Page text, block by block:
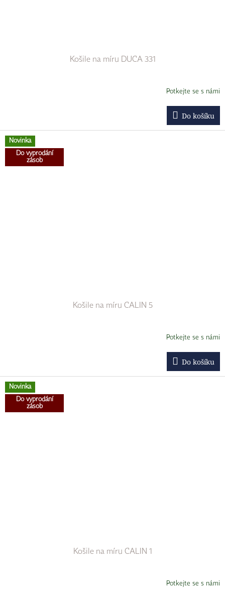
Košile na míru DUCA 331
Potkejte se s námi
Do košíku
Novinka
Do vyprodání
zásob
Košile na míru CALIN 5
Potkejte se s námi
Do košíku
Novinka
Do vyprodání
zásob
Košile na míru CALIN 1
Potkejte se s námi